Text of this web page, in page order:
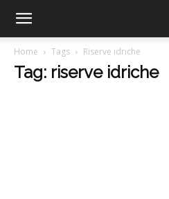
Home Tags Riserve idriche
Tag: riserve idriche